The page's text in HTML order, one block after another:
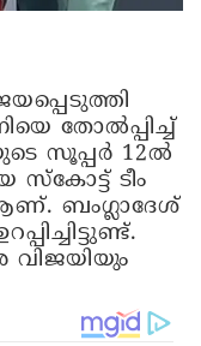
തോൽപ്പിച്ച്
സൂപ്പർ 12ൽ
സ്കോട്ട് ടീം
ബംഗ്ലാദേശ്